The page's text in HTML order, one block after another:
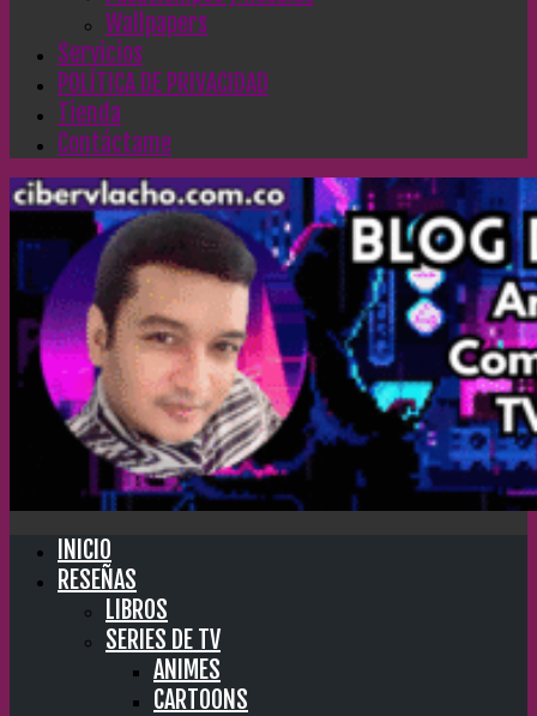
Wallpapers
Servicios
POLÍTICA DE PRIVACIDAD
Tienda
Contáctame
INICIO
RESEÑAS
LIBROS
SERIES DE TV
ANIMES
CARTOONS